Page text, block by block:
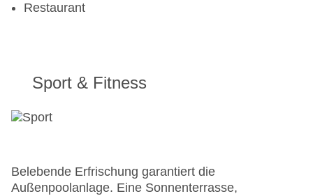
Restaurant
Sport & Fitness
Belebende Erfrischung garantiert die
Außenpoolanlage. Eine Sonnenterrasse,